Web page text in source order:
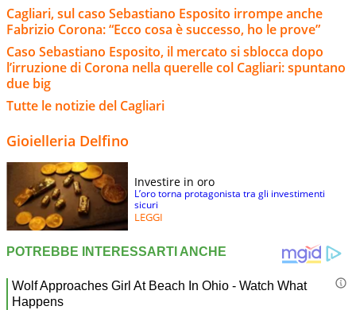
Cagliari, sul caso Sebastiano Esposito irrompe anche
Fabrizio Corona: “Ecco cosa è successo, ho le prove”
Caso Sebastiano Esposito, il mercato si sblocca dopo
l’irruzione di Corona nella querelle col Cagliari: spuntano
due big
Tutte le notizie del Cagliari
Gioielleria Delfino
Investire in oro
L’oro torna protagonista tra gli investimenti
sicuri
LEGGI